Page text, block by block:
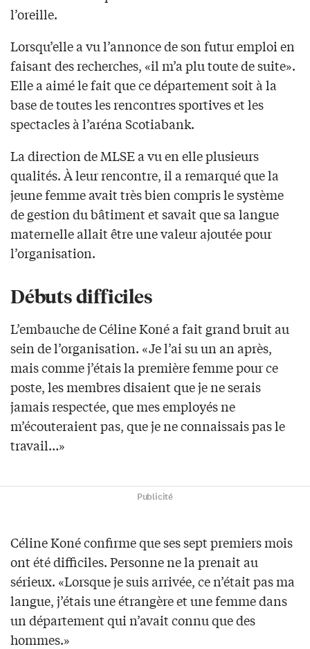
l’oreille.
Lorsqu’elle a vu l’annonce de son futur emploi en
faisant des recherches, «il m’a plu toute de suite».
Elle a aimé le fait que ce département soit à la
base de toutes les rencontres sportives et les
spectacles à l’aréna Scotiabank.
La direction de MLSE a vu en elle plusieurs
qualités. À leur rencontre, il a remarqué que la
jeune femme avait très bien compris le système
de gestion du bâtiment et savait que sa langue
maternelle allait être une valeur ajoutée pour
l’organisation.
Débuts difficiles
L’embauche de Céline Koné a fait grand bruit au
sein de l’organisation. «Je l’ai su un an après,
mais comme j’étais la première femme pour ce
poste, les membres disaient que je ne serais
jamais respectée, que mes employés ne
m’écouteraient pas, que je ne connaissais pas le
travail…»
Publicité
Céline Koné confirme que ses sept premiers mois
ont été difficiles. Personne ne la prenait au
sérieux. «Lorsque je suis arrivée, ce n’était pas ma
langue, j’étais une étrangère et une femme dans
un département qui n’avait connu que des
hommes.»